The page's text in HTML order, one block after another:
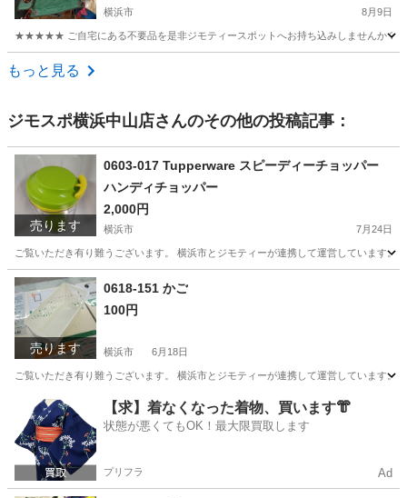
横浜市 8月9日
★★★★★ ご自宅にある不要品を是非ジモティースポットへお持ち込みしませんか？
神奈川 横浜市
もっと見る
ジモスポ横浜中山店さんのその他の投稿記事：
売ります
0603-017 Tupperware スピーディーチョッパー
ハンディチョッパー
2,000円
横浜市 7月24日
ご覧いただき有り難うございます。 横浜市とジモティーが連携して運営していま
神奈川 横浜市
売ります
0618-151 かご
100円
横浜市 6月18日
ご覧いただき有り難うございます。 横浜市とジモティーが連携して運営していま
神奈川 収納家具 リユース
【求】着なくなった着物、買います👘
状態が悪くてもOK！最大限買取します
プリフラ Ad